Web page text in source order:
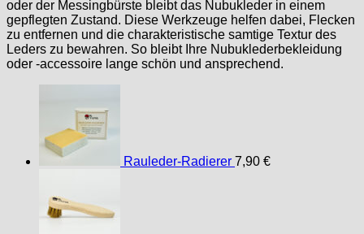
oder der Messingbürste bleibt das Nubukleder in einem
gepflegten Zustand. Diese Werkzeuge helfen dabei, Flecken
zu entfernen und die charakteristische samtige Textur des
Leders zu bewahren. So bleibt Ihre Nubuklederbekleidung
oder -accessoire lange schön und ansprechend.
Rauleder-Radierer 7,90 €